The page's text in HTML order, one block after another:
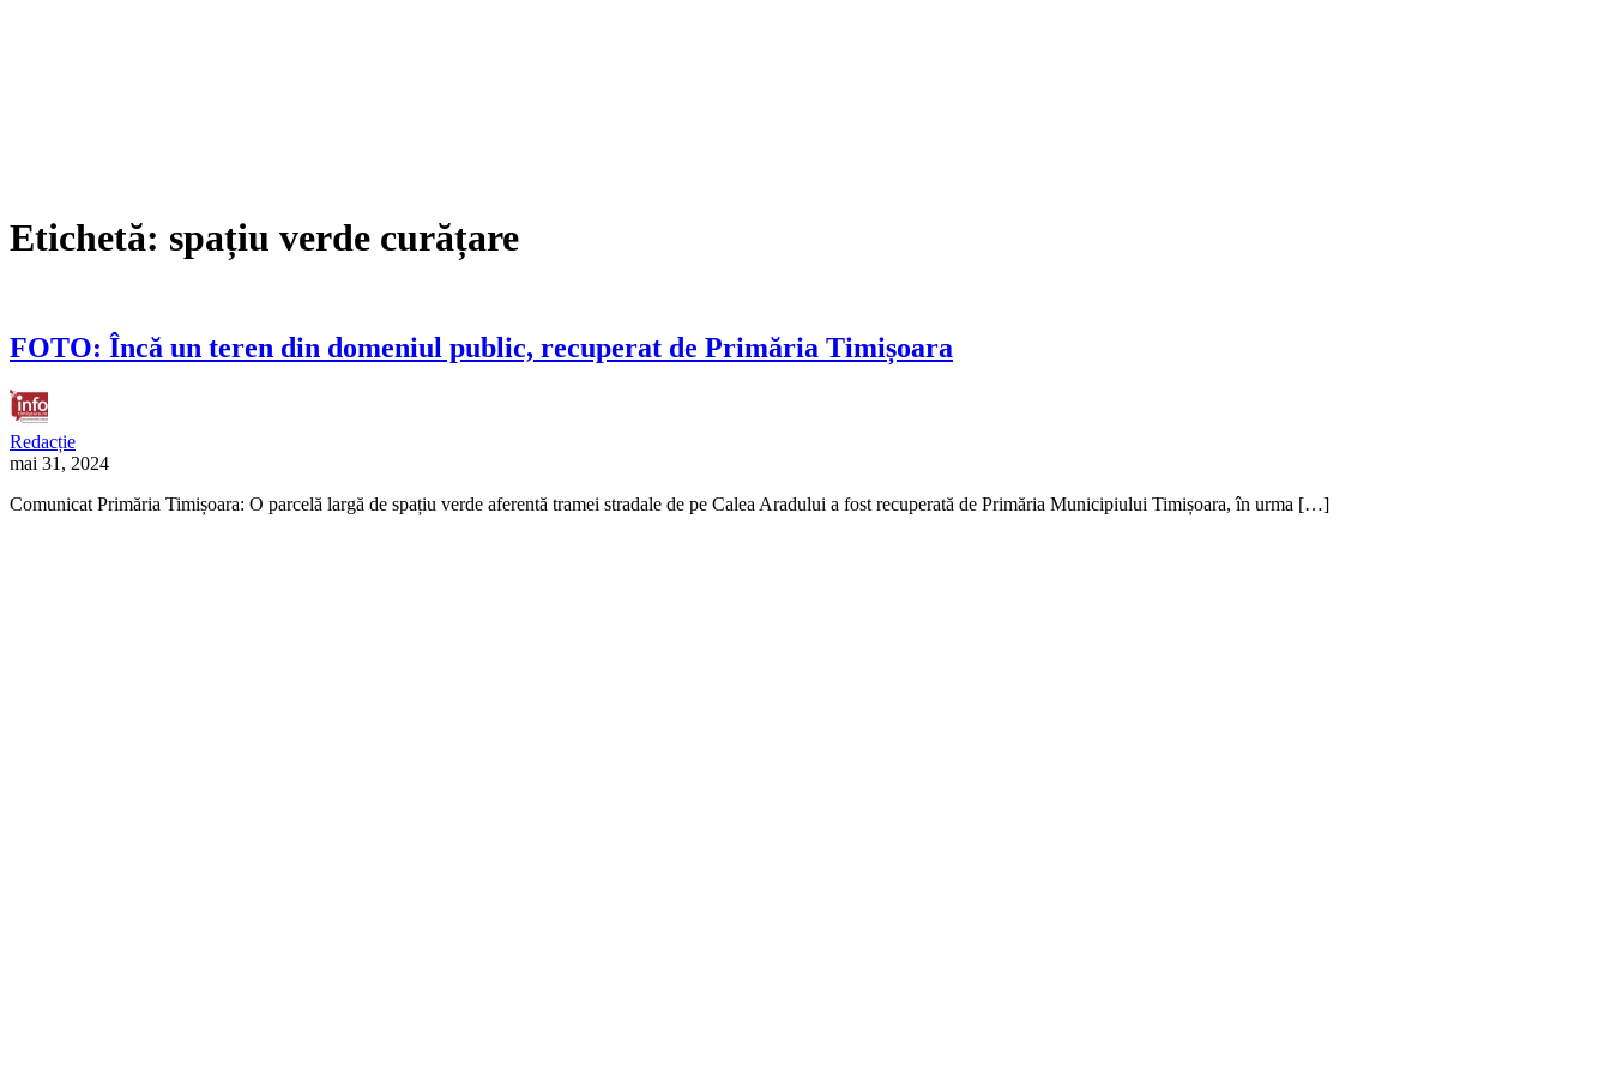
Etichetă: spațiu verde curățare
FOTO: Încă un teren din domeniul public, recuperat de Primăria Timișoara
Redacție
mai 31, 2024
Comunicat Primăria Timișoara: O parcelă largă de spațiu verde aferentă tramei stradale de pe Calea Aradului a fost recuperată de Primăria Municipiului Timișoara, în urma […]